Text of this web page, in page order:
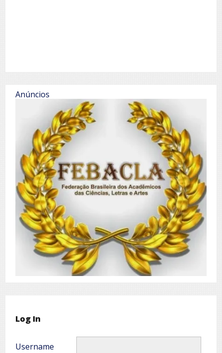
Anúncios
Log In
Username